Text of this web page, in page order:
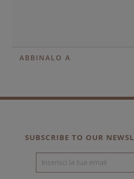
ABBINALO A
SUBSCRIBE TO OUR